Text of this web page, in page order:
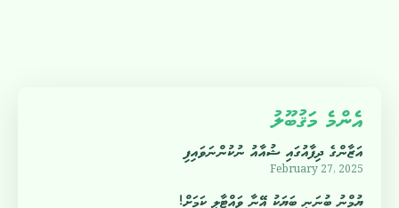
އެންމެ މަޤުބޫލު
އަޒާންގެ ދިފާއުގައި ޝުއާއު ނުކުންނަވައިފި
February 27, 2025
ޔުމްނު ބުނަނީ ބަޔަކު އޭނާ ވައްޓާލީ ކަމަށް!